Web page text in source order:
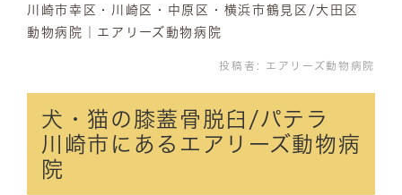
川崎市幸区・川崎区・中原区・横浜市鶴見区/大田区
動物病院｜エアリーズ動物病院
投稿者: エアリーズ動物病院
犬・猫の膝蓋骨脱臼/パテラ
川崎市にあるエアリーズ動物病
院